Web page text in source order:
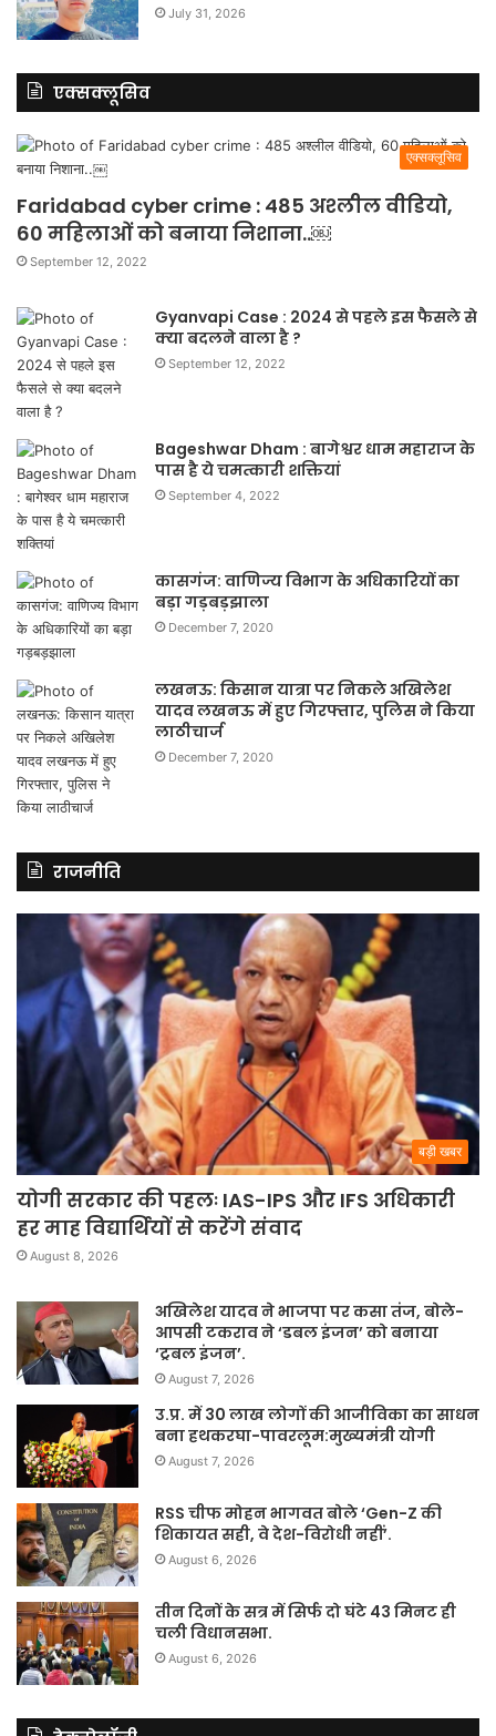
July 31, 2026
एक्सक्लूसिव
एक्सक्लूसिव
Faridabad cyber crime : 485 अश्लील वीडियो,
60 महिलाओं को बनाया निशाना..￼
September 12, 2022
Gyanvapi Case : 2024 से पहले इस फैसले से
क्या बदलने वाला है ?
September 12, 2022
Bageshwar Dham : बागेश्वर धाम महाराज के
पास है ये चमत्कारी शक्तियां
September 4, 2022
कासगंज: वाणिज्य विभाग के अधिकारियों का
बड़ा गड़बड़झाला
December 7, 2020
लखनऊ: किसान यात्रा पर निकले अखिलेश
यादव लखनऊ में हुए गिरफ्तार, पुलिस ने किया
लाठीचार्ज
December 7, 2020
राजनीति
बड़ी खबर
योगी सरकार की पहलः IAS-IPS और IFS अधिकारी
हर माह विद्यार्थियों से करेंगे संवाद
August 8, 2026
अखिलेश यादव ने भाजपा पर कसा तंज, बोले-
आपसी टकराव ने ‘डबल इंजन’ को बनाया
‘ट्रबल इंजन’.
August 7, 2026
उ.प्र. में 30 लाख लोगों की आजीविका का साधन
बना हथकरघा-पावरलूम:मुख्यमंत्री योगी
August 7, 2026
RSS चीफ मोहन भागवत बोले ‘Gen-Z की
शिकायत सही, वे देश-विरोधी नहीं’.
August 6, 2026
तीन दिनों के सत्र में सिर्फ दो घंटे 43 मिनट ही
चली विधानसभा.
August 6, 2026